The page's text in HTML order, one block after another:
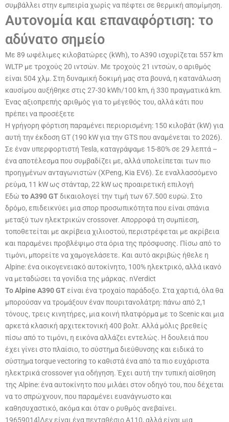
συμβάλλει στην εμπειρία χωρίς να πέφτει σε θερμική απομίμηση.
Αυτονομία και επαναφόρτιση: το
αδύνατο σημείο
Με 89 ωφέλιμες κιλοβατώρες (kWh), το A390 ισχυρίζεται 557 km
WLTP με τροχούς 20 ιντσών. Με τροχούς 21 ιντσών, ο αριθμός
είναι 504 χλμ. Στη δυναμική δοκιμή μας στα βουνά, η κατανάλωση
καυσίμου αυξήθηκε στις 27-30 kWh/100 km, ή 330 πραγματικά km.
Ένας αξιοπρεπής αριθμός για το μέγεθός του, αλλά κάτι που
πρέπει να προσέξετε
Η γρήγορη φόρτιση παραμένει περιορισμένη: 150 κιλοβάτ (kW) για
αυτή την έκδοση GT (190 kW για την GTS που αναμένεται το 2026).
Σε έναν υπερφορτιστή Tesla, καταγράψαμε 15-80% σε 29 λεπτά –
ένα αποτέλεσμα που συμβαδίζει με, αλλά υπολείπεται των πιο
προηγμένων ανταγωνιστών (XPeng, Kia EV6). Σε εναλλασσόμενο
ρεύμα, 11 kW ως στάνταρ, 22 kW ως προαιρετική επιλογή
Εδώ το A390 GTδικαιολογεί την τιμή των 67.500 ευρώ. Στο
δρόμο, επιδεικνύει μια σπορ προσωπικότητα που είναι σπάνια
μεταξύ των ηλεκτρικών crossover. Απορροφά τη συμπίεση,
τοποθετείται με ακρίβεια χιλιοστού, περιστρέφεται με ακρίβεια
και παραμένει προβλέψιμο στα όρια της πρόσφυσης. Πίσω από το
τιμόνι, μπορείτε να χαμογελάσετε. Και αυτό ακριβώς ήθελε η
Alpine: ένα οικογενειακό αυτοκίνητο, 100% ηλεκτρικό, αλλά ικανό
να μεταδώσει τα γονίδια της μάρκας. nVerdict
Το Alpine A390 GTείναι ένα τροχαίο παράδοξο. Στα χαρτιά, όλα θα
μπορούσαν να τρομάξουν έναν πουριτανολάτρη: πάνω από 2,1
τόνους, τρεις κινητήρες, μια κοινή πλατφόρμα με το Scenic και μια
αρκετά κλασική αρχιτεκτονική 400 βολτ. Αλλά μόλις βρεθείς
πίσω από το τιμόνι, η εικόνα αλλάζει εντελώς. Η δουλειά που
έχει γίνει στο πλαίσιο, το σύστημα διεύθυνσης και ειδικά το
σύστημα torque vectoring το καθιστά ένα από τα πιο ευχάριστα
ηλεκτρικά crossover για οδήγηση. Έχει αυτή την τυπική αίσθηση
της Alpine: ένα αυτοκίνητο που μιλάει στον οδηγό του, που δέχεται
να το σπρώχνουν, που παραμένει ευανάγνωστο και
καθησυχαστικό, ακόμα και όταν ο ρυθμός ανεβαίνει.
19659014]Δεν είναι ένα πενταθέσιο A110, αλλά είναι μια